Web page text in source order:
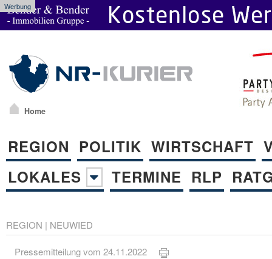
Werbung
Home
REGION POLITIK WIRTSCHAFT
LOKALES
TERMINE RLP
REGION | NEUWIED
Pressemitteilung vom 24.11.2022